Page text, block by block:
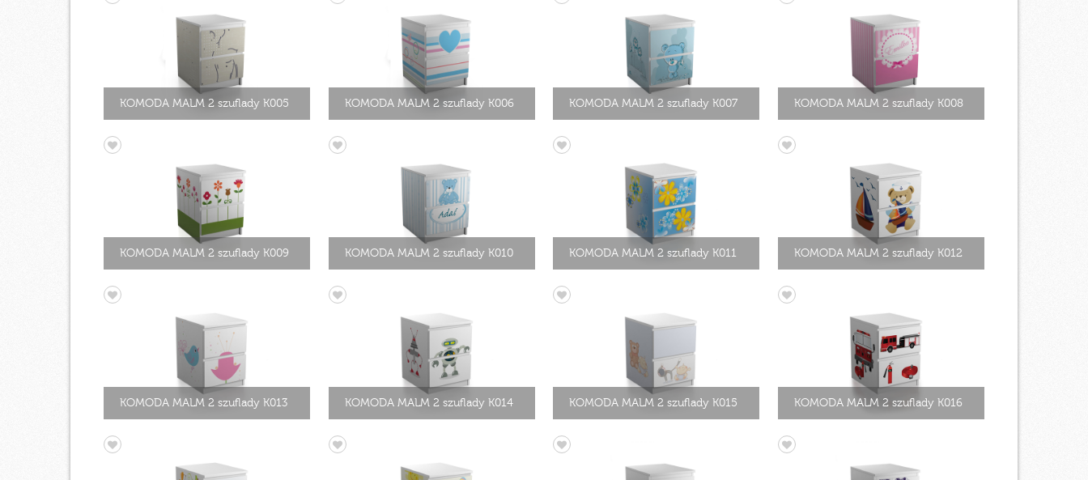
KOMODA MALM 2 szuflady K005 KOMODA MALM 2 szuflady K006 KOMODA MALM 2 szuflady K007 KOMODA MALM 2 szuflady K008
KOMODA MALM 2 szuflady K009 KOMODA MALM 2 szuflady K010 KOMODA MALM 2 szuflady K011 KOMODA MALM 2 szuflady K012
KOMODA MALM 2 szuflady K013 KOMODA MALM 2 szuflady K014 KOMODA MALM 2 szuflady K015 KOMODA MALM 2 szuflady K016